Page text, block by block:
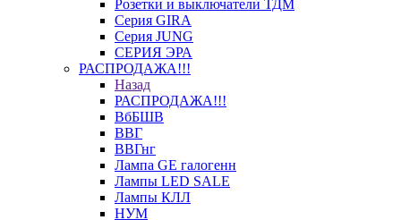
Розетки и выключатели ТДМ
Серия GIRA
Серия JUNG
СЕРИЯ ЭРА
РАСПРОДАЖА!!!
Назад
РАСПРОДАЖА!!!
ВбБШВ
ВВГ
ВВГнг
Лампа GE галогенн
Лампы LED SALE
Лампы КЛЛ
НУМ